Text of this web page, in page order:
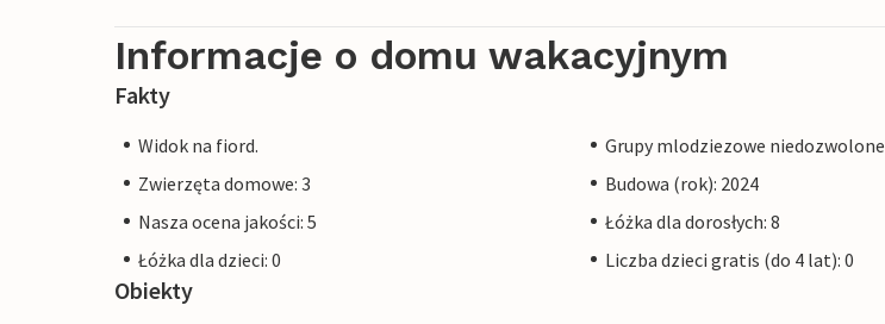
Informacje o domu wakacyjnym
Fakty
Widok na fiord.
Grupy mlodziezowe niedozwolone
Zwierzęta domowe: 3
Budowa (rok): 2024
Nasza ocena jakości: 5
Łóżka dla dorosłych: 8
Łóżka dla dzieci: 0
Liczba dzieci gratis (do 4 lat): 0
Obiekty